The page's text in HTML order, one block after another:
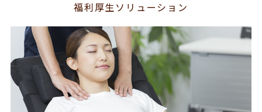
福利厚生ソリューション